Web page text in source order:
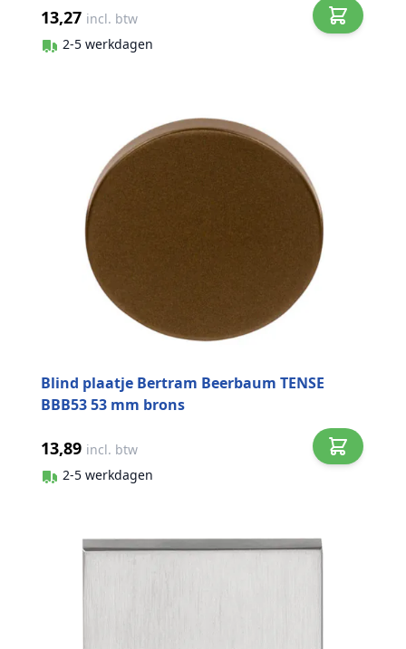
13,27 incl. btw
2-5 werkdagen
Blind plaatje Bertram Beerbaum TENSE
BBB53 53 mm brons
13,89 incl. btw
2-5 werkdagen